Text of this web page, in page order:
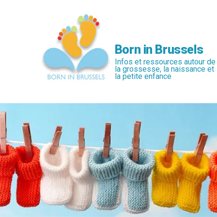
Born in Brussels
Infos et ressources autour de
la grossesse, la naissance et
la petite enfance